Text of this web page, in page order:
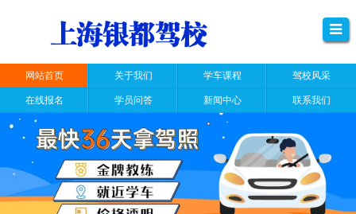
网站首页 关于我们 学车课程 驾校风采
在线报名 学员问答 新闻中心 联系我们